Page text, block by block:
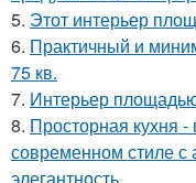
5. Этот интерьер
6. Практичный и
75 кв.
7. Интерьер
8. Просторная кухня
современном стиле с
элегантность.